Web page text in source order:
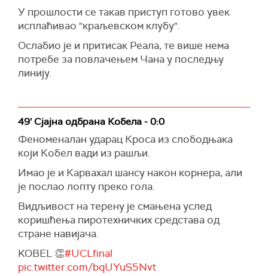
У прошлости се такав приступ готово увек
исплаћивао "краљевском клубу".
Ослабио је и притисак Реала, те више нема
потребе за повлачењем Чана у последњу
линију.
49' Сјајна одбрана Кобела - 0:0
Феноменалан ударац Кроса из слободњака
који Кобел вади из рашљи.
Имао је и Карвахал шансу након корнера, али
је послао лопту преко гола.
Видљивост на терену је смањена услед
коришћења пиротехничких средстава од
стране навијача.
KOBEL 👏#UCLfinal
pic.twitter.com/bqUYuS5Nvt